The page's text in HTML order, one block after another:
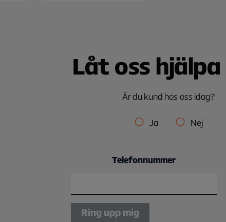
Låt oss hjälpa
Är du kund hos oss idag?
Ja Nej
Telefonnummer
Ring upp mig